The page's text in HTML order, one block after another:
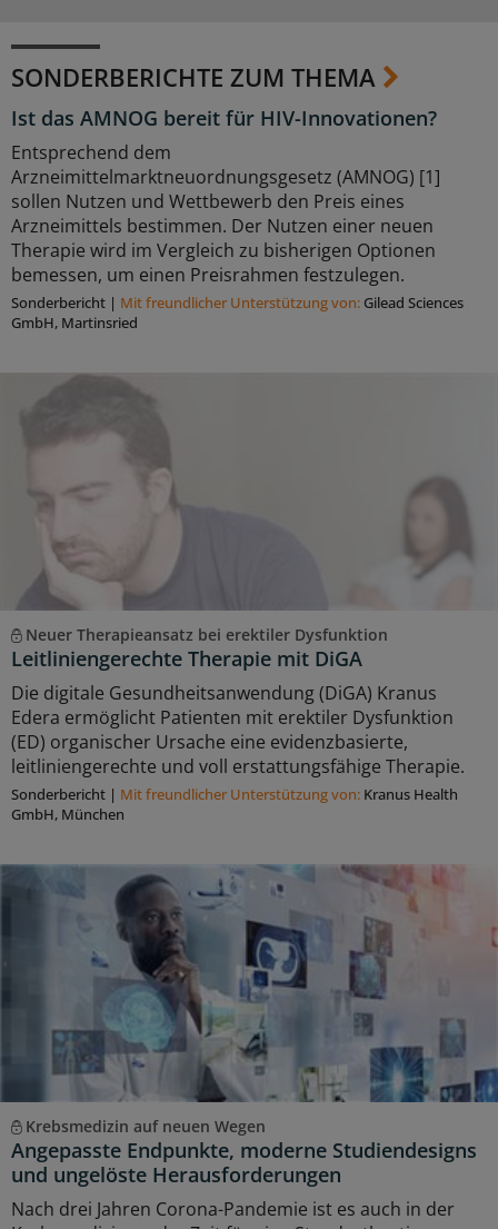
SONDERBERICHTE ZUM THEMA
Ist das AMNOG bereit für HIV-Innovationen?
Entsprechend dem
Arzneimittelmarktneuordnungsgesetz (AMNOG) [1]
sollen Nutzen und Wettbewerb den Preis eines
Arzneimittels bestimmen. Der Nutzen einer neuen
Therapie wird im Vergleich zu bisherigen Optionen
bemessen, um einen Preisrahmen festzulegen.
Sonderbericht | Mit freundlicher Unterstützung von: Gilead Sciences
GmbH, Martinsried
Neuer Therapieansatz bei erektiler Dysfunktion
Leitliniengerechte Therapie mit DiGA
Die digitale Gesundheitsanwendung (DiGA) Kranus
Edera ermöglicht Patienten mit erektiler Dysfunktion
(ED) organischer Ursache eine evidenzbasierte,
leitliniengerechte und voll erstattungsfähige Therapie.
Sonderbericht | Mit freundlicher Unterstützung von: Kranus Health
GmbH, München
Krebsmedizin auf neuen Wegen
Angepasste Endpunkte, moderne Studiendesigns
und ungelöste Herausforderungen
Nach drei Jahren Corona-Pandemie ist es auch in der